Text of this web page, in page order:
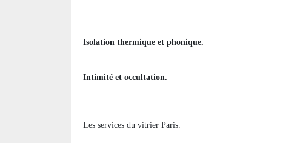
Isolation thermique et phonique.
Intimité et occultation.
Les services du vitrier Paris.